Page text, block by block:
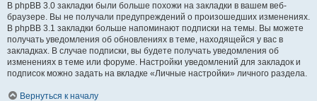
В phpBB 3.0 закладки были больше похожи на закладки в вашем веб-
браузере. Вы не получали предупреждений о произошедших изменениях.
В phpBB 3.1 закладки больше напоминают подписки на темы. Вы можете
получать уведомления об обновлениях в теме, находящейся у вас в
закладках. В случае подписки, вы будете получать уведомления об
изменениях в теме или форуме. Настройки уведомлений для закладок и
подписок можно задать на вкладке «Личные настройки» личного раздела.
Вернуться к началу